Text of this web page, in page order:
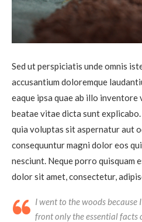
Sed ut perspiciatis unde omnis
accusantium doloremque
eaque ipsa quae ab illo
beatae vitae dicta sunt
quia voluptas sit aspernatur aut
consequuntur magni dolor eos
nesciunt. Neque porro quisquam
dolor sit amet, consectetur,
I went to the woods because
front only the essential facts